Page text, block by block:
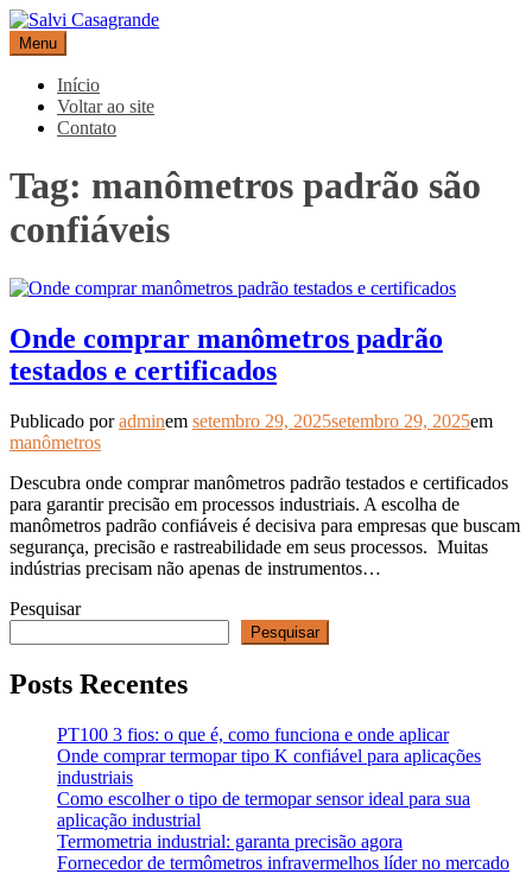
Pular
para
o
conteúdo
Salvi Casagrande
Especialistas em equipamentos de medição e automação
Menu
Início
Voltar ao site
Contato
Tag: manômetros padrão são
confiáveis
Onde comprar manômetros padrão
testados e certificados
Publicado poradminem setembro 29, 2025setembro 29, 2025em
manômetros
Descubra onde comprar manômetros padrão testados e certificados
para garantir precisão em processos industriais. A escolha de
manômetros padrão confiáveis é decisiva para empresas que buscam
segurança, precisão e rastreabilidade em seus processos. Muitas
indústrias precisam não apenas de instrumentos…
Pesquisar
Pesquisar
Posts Recentes
PT100 3 fios: o que é, como funciona e onde aplicar
Onde comprar termopar tipo K confiável para aplicações
industriais
Como escolher o tipo de termopar sensor ideal para sua
aplicação industrial
Termometria industrial: garanta precisão agora
Fornecedor de termômetros infravermelhos líder no mercado